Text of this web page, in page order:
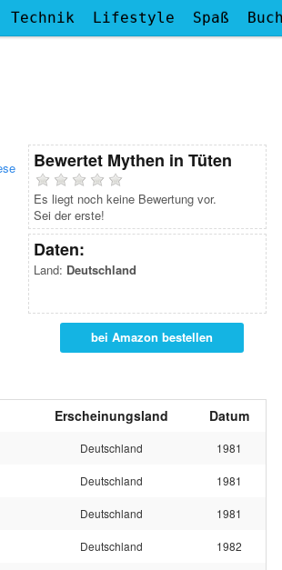
Technik Lifestyle Spaß
Bewertet Mythen in Tüten
Es liegt noch keine Bewertung vor.
Sei der erste!
Daten:
Land: Deutschland
bei Amazon bestellen
Erscheinungsland Datum
Deutschland 1981
Deutschland 1981
Deutschland 1981
Deutschland 1982